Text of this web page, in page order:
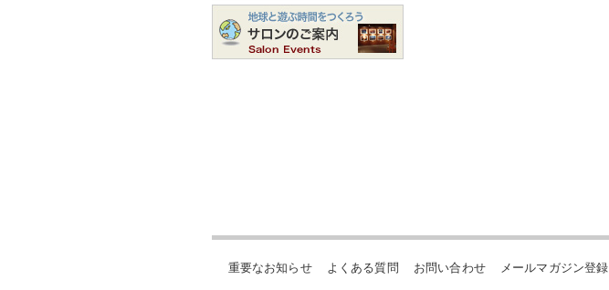
重要なお知らせ よくある質問 お問い合わせ メールマガジン登録